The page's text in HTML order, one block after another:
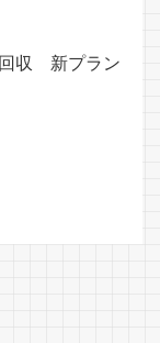
回収 新プラン